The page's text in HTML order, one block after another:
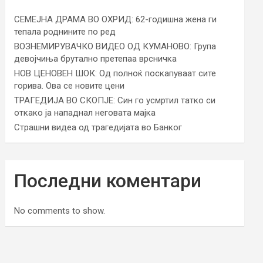
СЕМЕЈНА ДРАМА ВО ОХРИД: 62-годишна жена ги
тепала роднините по ред
ВОЗНЕМИРУВАЧКО ВИДЕО ОД КУМАНОВО: Група
девојчиња брутално претепаа врсничка
НОВ ЦЕНОВЕН ШОК: Од полноќ поскапуваат сите
горива. Ова се новите цени
ТРАГЕДИЈА ВО СКОПЈЕ: Син го усмртил татко си
откако ја нападнал неговата мајка
Страшни видеа од трагедијата во Банког
Последни коментари
No comments to show.